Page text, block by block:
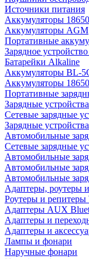
Источники питания
Аккумуляторы
Аккумуляторы АGM
Портативные
Зарядное
Батарейки Alkaline
Аккумуляторы BL-
Аккумуляторы 18650
Портативные
Зарядные
Сетевые зарядные
Зарядные
Автомобильные
Сетевые зарядные
Автомобильные
Автомобильные
Автомобильные
Адаптеры, роутеры
Роутеры и репитеры
Адаптеры AUX
Адаптеры и
Адаптеры и
Лампы и фонари
Наручные фонари